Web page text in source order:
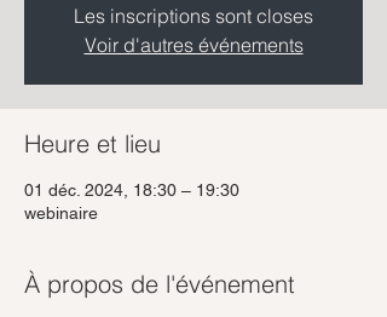
Les inscriptions sont closes
Voir d'autres événements
Heure et lieu
01 déc. 2024, 18:30 – 19:30
webinaire
À propos de l'événement